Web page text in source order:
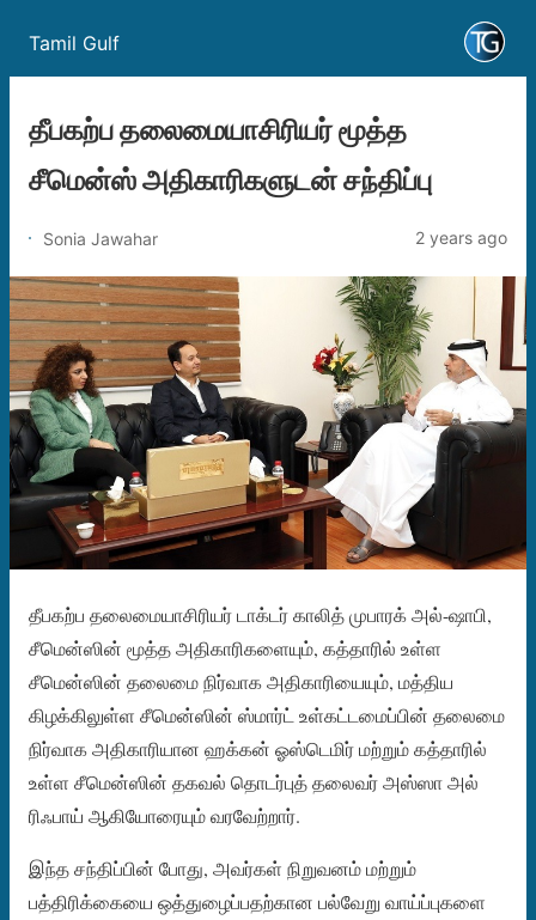
Tamil Gulf
தீபகற்ப தலைமையாசிரியர் மூத்த
சீமென்ஸ் அதிகாரிகளுடன் சந்திப்பு
Sonia Jawahar 2 years ago
தீபகற்ப தலைமையாசிரியர் டாக்டர் காலித் முபாரக் அல்-ஷாபி,
சீமென்ஸின் மூத்த அதிகாரிகளையும், கத்தாரில் உள்ள
சீமென்ஸின் தலைமை நிர்வாக அதிகாரியையும், மத்திய
கிழக்கிலுள்ள சீமென்ஸின் ஸ்மார்ட் உள்கட்டமைப்பின் தலைமை
நிர்வாக அதிகாரியான ஹக்கன் ஓஸ்டெமிர் மற்றும் கத்தாரில்
உள்ள சீமென்ஸின் தகவல் தொடர்புத் தலைவர் அஸ்ஸா அல்
ரிஃபாய் ஆகியோரையும் வரவேற்றார்.
இந்த சந்திப்பின் போது, ​​அவர்கள் நிறுவனம் மற்றும்
பத்திரிக்கையை ஒத்துழைப்பதற்கான பல்வேறு வாய்ப்புகளை